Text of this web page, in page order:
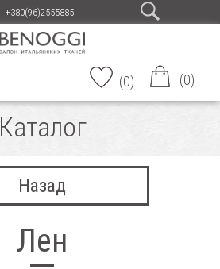
+380(96)2555885
(0) (0)
Каталог
Назад
Лен